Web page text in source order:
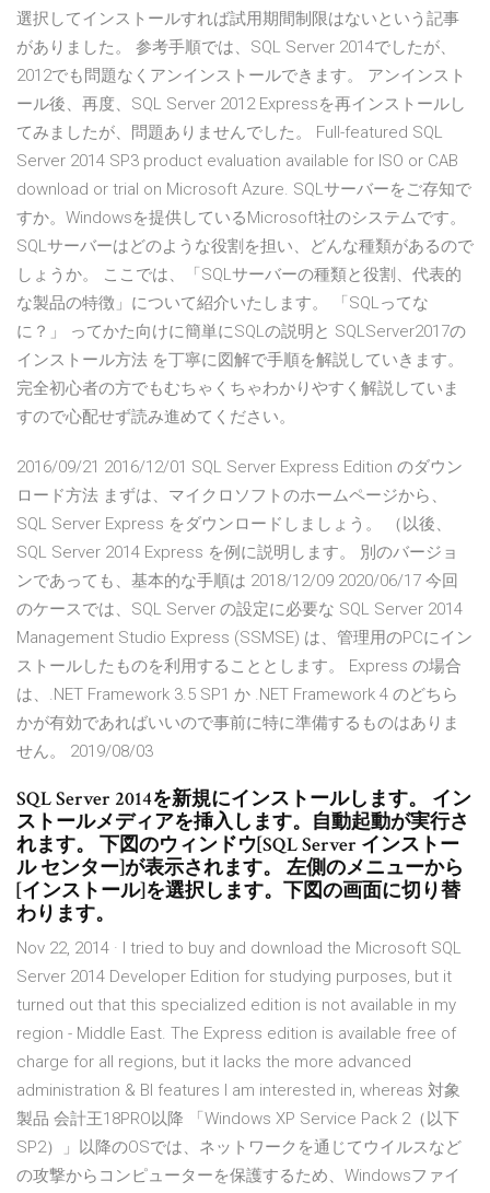
選択してインストールすれば試用期間制限はないという記事
がありました。 参考手順では、SQL Server 2014でしたが、
2012でも問題なくアンインストールできます。 アンインスト
ール後、再度、SQL Server 2012 Expressを再インストールし
てみましたが、問題ありませんでした。 Full-featured SQL
Server 2014 SP3 product evaluation available for ISO or CAB
download or trial on Microsoft Azure. SQLサーバーをご存知で
すか。Windowsを提供しているMicrosoft社のシステムです。
SQLサーバーはどのような役割を担い、どんな種類があるので
しょうか。 ここでは、「SQLサーバーの種類と役割、代表的
な製品の特徴」について紹介いたします。 「SQLってな
に？」 ってかた向けに簡単にSQLの説明と SQLServer2017の
インストール方法 を丁寧に図解で手順を解説していきます。
完全初心者の方でもむちゃくちゃわかりやすく解説していま
すので心配せず読み進めてください。
2016/09/21 2016/12/01 SQL Server Express Edition のダウン
ロード方法 まずは、マイクロソフトのホームページから、
SQL Server Express をダウンロードしましょう。 （以後、
SQL Server 2014 Express を例に説明します。 別のバージョ
ンであっても、基本的な手順は 2018/12/09 2020/06/17 今回
のケースでは、SQL Server の設定に必要な SQL Server 2014
Management Studio Express (SSMSE) は、管理用のPCにイン
ストールしたものを利用することとします。 Express の場合
は、.NET Framework 3.5 SP1 か .NET Framework 4 のどちら
かが有効であればいいので事前に特に準備するものはありま
せん。 2019/08/03
SQL Server 2014を新規にインストールします。 イン
ストールメディアを挿入します。自動起動が実行さ
れます。 下図のウィンドウ[SQL Server インストー
ル センター]が表示されます。 左側のメニューから
[インストール]を選択します。下図の画面に切り替
わります。
Nov 22, 2014 · I tried to buy and download the Microsoft SQL
Server 2014 Developer Edition for studying purposes, but it
turned out that this specialized edition is not available in my
region - Middle East. The Express edition is available free of
charge for all regions, but it lacks the more advanced
administration & BI features I am interested in, whereas 対象
製品 会計王18PRO以降 「Windows XP Service Pack 2（以下
SP2）」以降のOSでは、ネットワークを通じてウイルスなど
の攻撃からコンピューターを保護するため、Windowsファイ